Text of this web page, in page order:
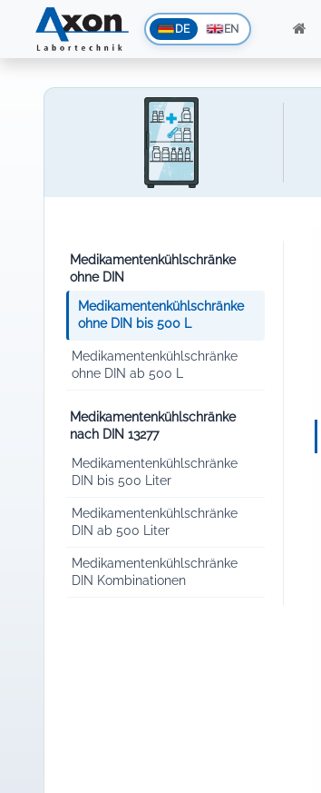
DE EN
Medikamentenkühlschränke
ohne DIN
Medikamentenkühlschränke
ohne DIN bis 500 L
Medikamentenkühlschränke
ohne DIN ab 500 L
Medikamentenkühlschränke
nach DIN 13277
Medikamentenkühlschränke
DIN bis 500 Liter
Medikamentenkühlschränke
DIN ab 500 Liter
Medikamentenkühlschränke
DIN Kombinationen